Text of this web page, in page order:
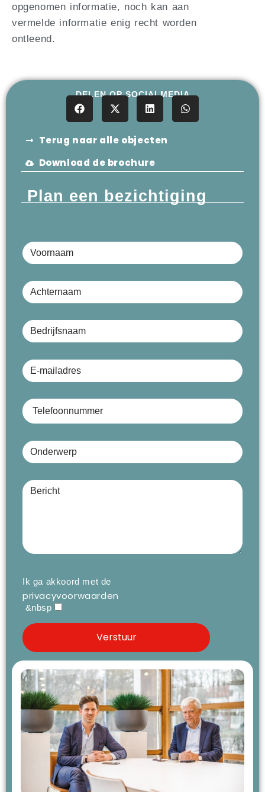
opgenomen informatie, noch kan aan
vermelde informatie enig recht worden
ontleend.
DELEN OP SOCIALMEDIA
Terug naar alle objecten
Download de brochure
Plan een bezichtiging
Ik ga akkoord met de
privacyvoorwaarden
&nbsp